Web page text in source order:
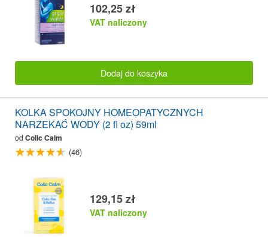
102,25 zł
VAT naliczony
Dodaj do koszyka
KOLKA SPOKOJNY HOMEOPATYCZNYCH
NARZEKAĆ WODY (2 fl oz) 59ml
od Colic Calm
(46)
129,15 zł
VAT naliczony